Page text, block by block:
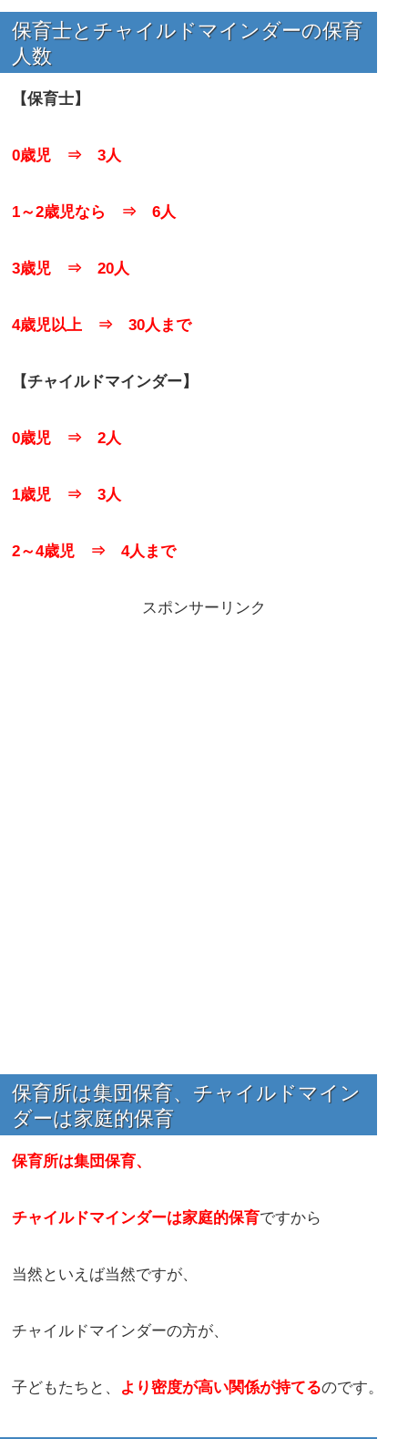
保育士とチャイルドマインダーの保育
人数
【保育士】
0歳児 ⇒ 3人
1～2歳児なら ⇒ 6人
3歳児 ⇒ 20人
4歳児以上 ⇒ 30人まで
【チャイルドマインダー】
0歳児 ⇒ 2人
1歳児 ⇒ 3人
2～4歳児 ⇒ 4人まで
スポンサーリンク
保育所は集団保育、チャイルドマイン
ダーは家庭的保育
保育所は集団保育、
チャイルドマインダーは家庭的保育ですから
当然といえば当然ですが、
チャイルドマインダーの方が、
子どもたちと、 より密度が高い関係が持てるのです。